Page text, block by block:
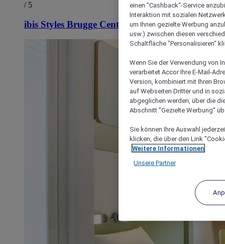
/ 5
ibis Styles Brugge Centrum
einen "Cashback“-Service
Interaktion mit sozialen
um Ihnen gezielte Werbung
usw.) zwischen diesen
Schaltfläche "Personalisieren“
Wenn Sie der Verwendung von
verarbeitet Accor Ihre E-Mail-
Version, kombiniert mit Ihren
auf Webseiten Dritter und in
abgeglichen werden, über die
Abschnitt "Gezielte Werbung“
Sie können Ihre Auswahl
klicken, die über den Link
Weitere Informationen
Unsere Partner